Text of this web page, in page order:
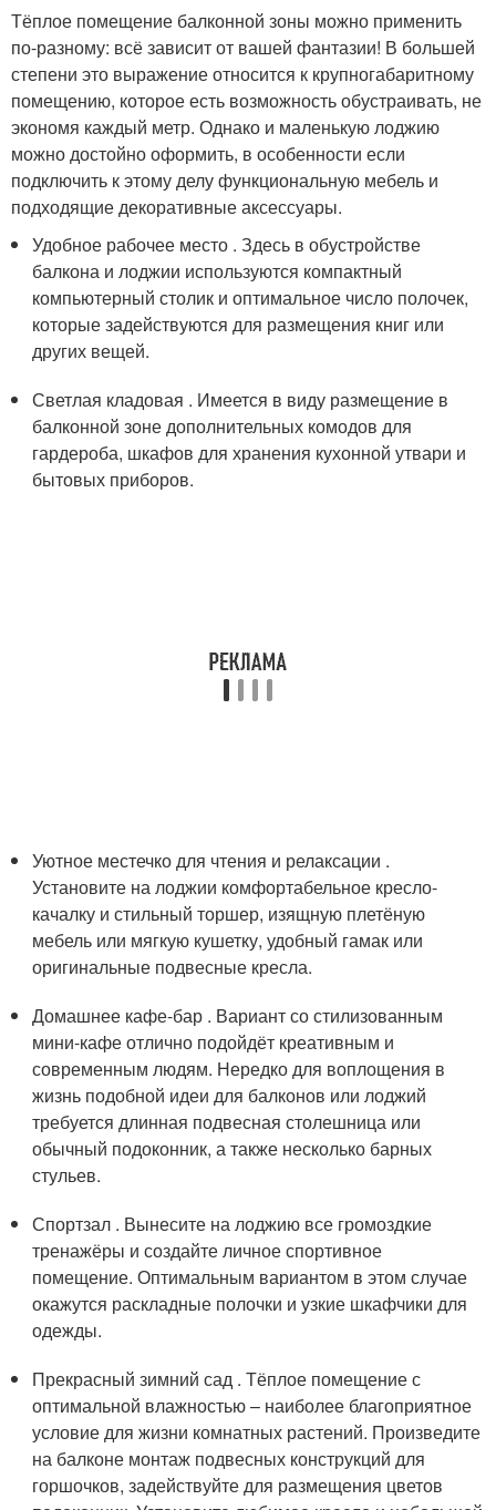
Тёплое помещение балконной зоны можно применить
по-разному: всё зависит от вашей фантазии! В большей
степени это выражение относится к крупногабаритному
помещению, которое есть возможность обустраивать, не
экономя каждый метр. Однако и маленькую лоджию
можно достойно оформить, в особенности если
подключить к этому делу функциональную мебель и
подходящие декоративные аксессуары.
Удобное рабочее место . Здесь в обустройстве
балкона и лоджии используются компактный
компьютерный столик и оптимальное число полочек,
которые задействуются для размещения книг или
других вещей.
Светлая кладовая . Имеется в виду размещение в
балконной зоне дополнительных комодов для
гардероба, шкафов для хранения кухонной утвари и
бытовых приборов.
Уютное местечко для чтения и релаксации .
Установите на лоджии комфортабельное кресло-
качалку и стильный торшер, изящную плетёную
мебель или мягкую кушетку, удобный гамак или
оригинальные подвесные кресла.
Домашнее кафе-бар . Вариант со стилизованным
мини-кафе отлично подойдёт креативным и
современным людям. Нередко для воплощения в
жизнь подобной идеи для балконов или лоджий
требуется длинная подвесная столешница или
обычный подоконник, а также несколько барных
стульев.
Спортзал . Вынесите на лоджию все громоздкие
тренажёры и создайте личное спортивное
помещение. Оптимальным вариантом в этом случае
окажутся раскладные полочки и узкие шкафчики для
одежды.
Прекрасный зимний сад . Тёплое помещение с
оптимальной влажностью – наиболее благоприятное
условие для жизни комнатных растений. Произведите
на балконе монтаж подвесных конструкций для
горшочков, задействуйте для размещения цветов